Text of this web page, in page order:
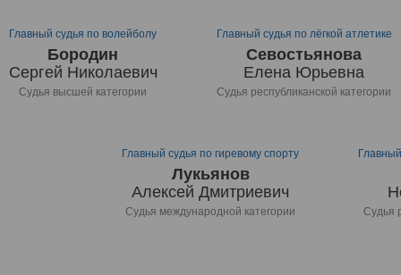
Главный судья по волейболу
Бородин
Сергей Николаевич
Судья высшей категории
Главный судья по лёгкой атлетике
Севостьянова
Елена Юрьевна
Судья республиканской категории
Главный судья по гиревому спорту
Лукьянов
Алексей Дмитриевич
Судья международной категории Судья